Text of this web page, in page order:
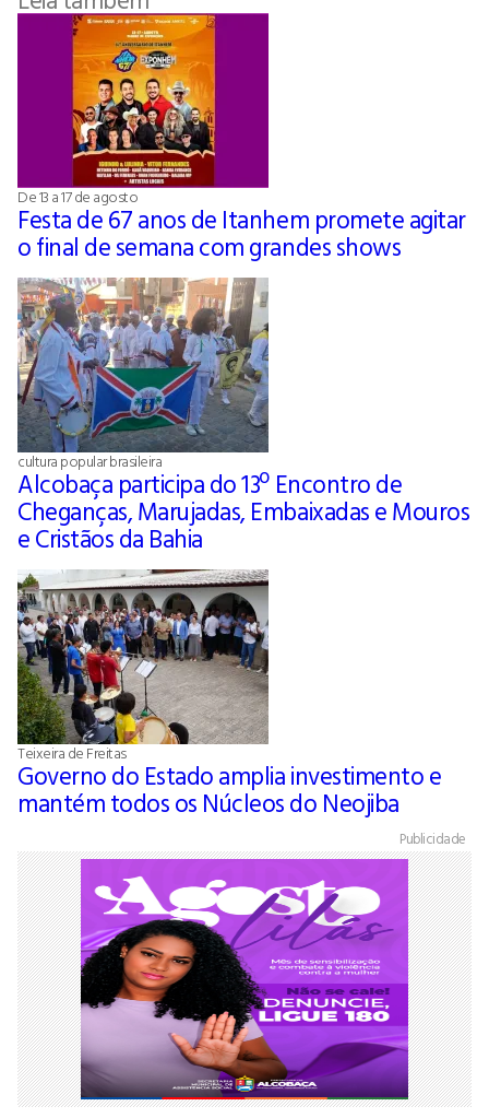
De 13 a 17 de agosto
Festa de 67 anos de Itanhem promete agitar
o final de semana com grandes shows
cultura popular brasileira
Alcobaça participa do 13º Encontro de
Cheganças, Marujadas, Embaixadas e Mouros
e Cristãos da Bahia
Teixeira de Freitas
Governo do Estado amplia investimento e
mantém todos os Núcleos do Neojiba
Publicidade